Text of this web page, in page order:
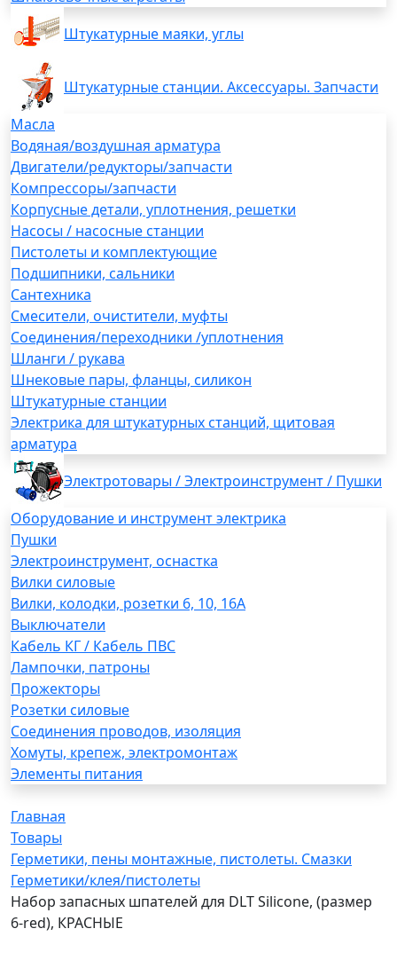
Штукатурные маяки, углы
Штукатурные станции. Аксессуары. Запчасти
Масла
Водяная/воздушная арматура
Двигатели/редукторы/запчасти
Компрессоры/запчасти
Корпусные детали, уплотнения, решетки
Насосы / насосные станции
Пистолеты и комплектующие
Подшипники, сальники
Сантехника
Смесители, очистители, муфты
Соединения/переходники /уплотнения
Шланги / рукава
Шнековые пары, фланцы, силикон
Штукатурные станции
Электрика для штукатурных станций, щитовая
арматура
Электротовары / Электроинструмент / Пушки
Оборудование и инструмент электрика
Пушки
Электроинструмент, оснастка
Вилки силовые
Вилки, колодки, розетки 6, 10, 16А
Выключатели
Кабель КГ / Кабель ПВС
Лампочки, патроны
Прожекторы
Розетки силовые
Соединения проводов, изоляция
Хомуты, крепеж, электромонтаж
Элементы питания
Главная
Товары
Герметики, пены монтажные, пистолеты. Смазки
Герметики/клея/пистолеты
Набор запасных шпателей для DLT Silicone, (размер
6-red), КРАСНЫЕ